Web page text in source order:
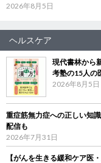
2026年8月5日
ヘルスケア
現代書林から
考塾の15人の
2026年8月5日
重症筋無力症への正しい知
配信も
2026年7月31日
【がんを生きる緩和ケア医